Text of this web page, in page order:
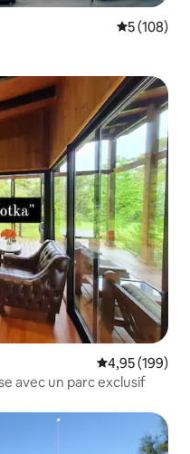
Évaluation
5 (108)
Évaluation
4,95 (199)
avec un parc exclusif